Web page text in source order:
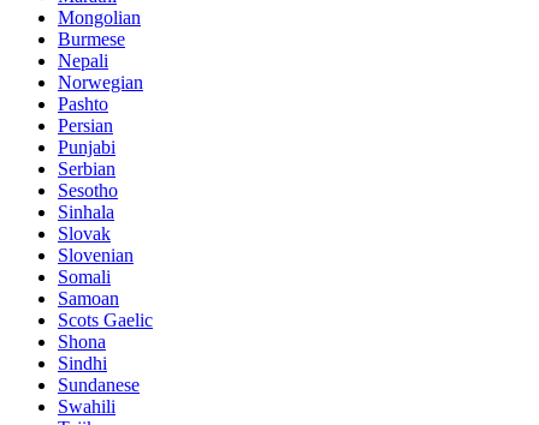
Mongolian
Burmese
Nepali
Norwegian
Pashto
Persian
Punjabi
Serbian
Sesotho
Sinhala
Slovak
Slovenian
Somali
Samoan
Scots Gaelic
Shona
Sindhi
Sundanese
Swahili